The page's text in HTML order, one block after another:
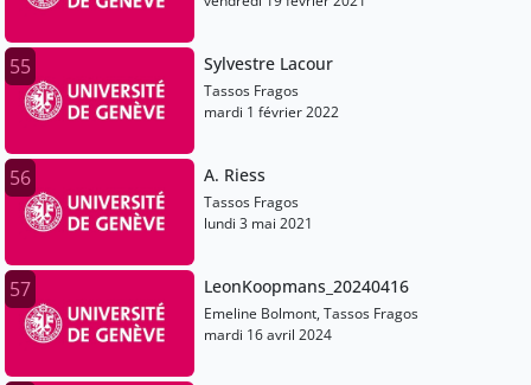
55 Sylvestre Lacour
Tassos Fragos
mardi 1 février 2022
56 A. Riess
Tassos Fragos
lundi 3 mai 2021
57 LeonKoopmans_20240416
Emeline Bolmont, Tassos Fragos
mardi 16 avril 2024